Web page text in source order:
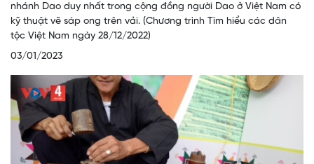
nhánh Dao duy nhất trong cộng đồng người Dao ở Việt Nam có
kỹ thuật vẽ sáp ong trên vải. (Chương trình Tìm hiểu các dân
tộc Việt Nam ngày 28/12/2022)
03/01/2023